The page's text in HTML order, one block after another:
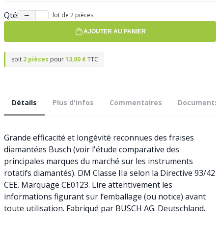
Qté − +
lot de 2 pièces
AJOUTER AU PANIER
soit 2 pièces pour13,00 €TTC
Détails Plus d'infos Commentaires Documents
Grande efficacité et longévité reconnues des fraises
diamantées Busch (voir l'étude comparative des
principales marques du marché sur les instruments
rotatifs diamantés). DM Classe IIa selon la Directive 93/42
CEE. Marquage CE0123. Lire attentivement les
informations figurant sur l’emballage (ou notice) avant
toute utilisation. Fabriqué par BUSCH AG. Deutschland.